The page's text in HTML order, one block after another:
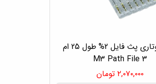
فایل روتاری پث فایل 2% طول 25 ام
3 M3 Path File
۲,۰۷۰,۰۰۰ تومان